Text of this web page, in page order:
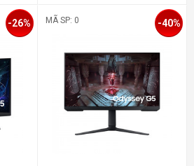
-26% MÃ SP: 0 -40%